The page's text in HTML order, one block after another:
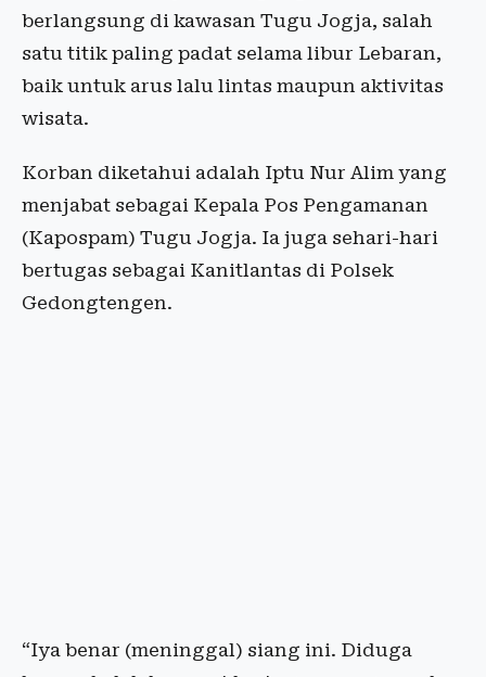
berlangsung di kawasan Tugu Jogja, salah
satu titik paling padat selama libur Lebaran,
baik untuk arus lalu lintas maupun aktivitas
wisata.
Korban diketahui adalah Iptu Nur Alim yang
menjabat sebagai Kepala Pos Pengamanan
(Kapospam) Tugu Jogja. Ia juga sehari-hari
bertugas sebagai Kanitlantas di Polsek
Gedongtengen.
“Iya benar (meninggal) siang ini. Diduga